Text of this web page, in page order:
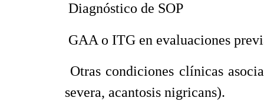
 Diagnóstico de SOP
 GAA o ITG en evaluaciones
 Otras condiciones clínicas
severa, acantosis nigricans).